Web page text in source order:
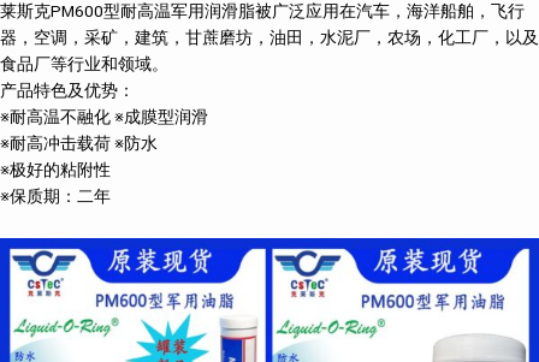
莱斯克PM600型耐高温军用润滑脂被广泛应用在汽车，海洋船舶，飞行
器，空调，采矿，建筑，甘蔗磨坊，油田，水泥厂，农场，化工厂，以及
食品厂等行业和领域。
产品特色及优势：
※耐高温不融化 ※成膜型润滑
※耐高冲击载荷 ※防水
※极好的粘附性
※保质期：二年